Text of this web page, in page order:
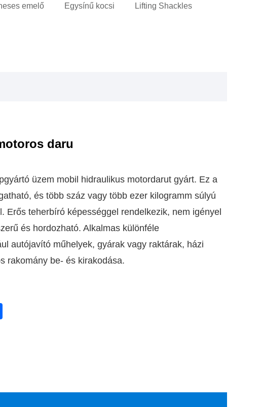
emelő Egysínű kocsi Lifting Shackles
daru
üzem mobil hidraulikus motordarut gyárt. Ez a
és több száz vagy több ezer kilogramm súlyú
Erős teherbíró képességgel rendelkezik, nem igényel
és hordozható. Alkalmas különféle
autójavító műhelyek, gyárak vagy raktárak, házi
rakomány be- és kirakodása.
Share